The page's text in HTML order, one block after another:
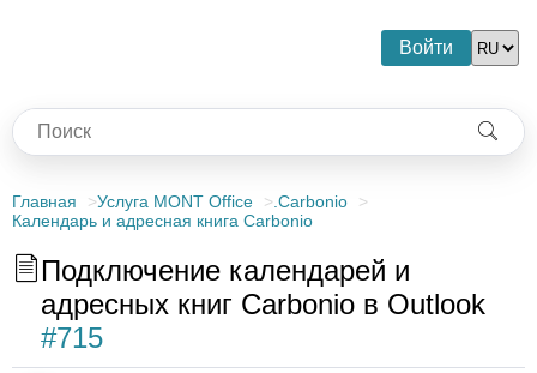
Войти
Главная Услуга MONT Office
.Carbonio
Календарь и адресная книга Carbonio
Подключение календарей и
адресных книг Carbonio в Outlook
#715